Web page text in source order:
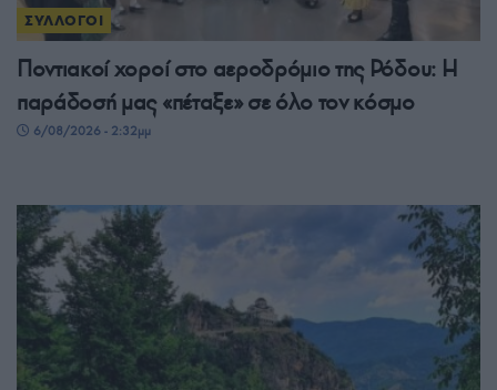
ΣΥΛΛΟΓΟΙ
Ποντιακοί χοροί στο αεροδρόμιο της Ρόδου: Η
παράδοσή μας «πέταξε» σε όλο τον κόσμο
6/08/2026 - 2:32μμ